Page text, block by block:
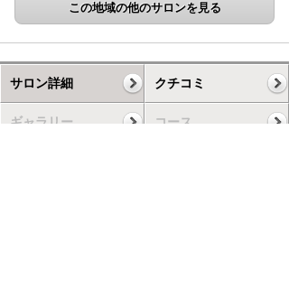
この地域の他のサロンを見る
サロン詳細 クチコミ
ギャラリー コース